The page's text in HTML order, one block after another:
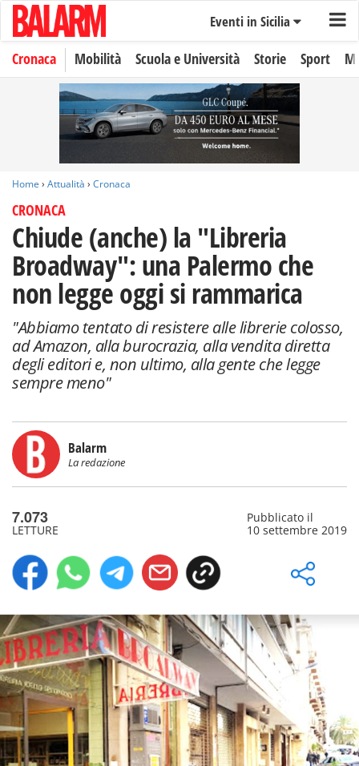
Eventi in Sicilia
Cronaca Mobilità Scuola e Università Storie Sport
Home › Attualità › Cronaca
CRONACA
Chiude (anche) la "Libreria
Broadway": una Palermo che
non legge oggi si rammarica
"Abbiamo tentato di resistere alle librerie colosso,
ad Amazon, alla burocrazia, alla vendita diretta
degli editori e, non ultimo, alla gente che legge
sempre meno"
Balarm
La redazione
7.073
LETTURE
Pubblicato il
10 settembre 2019